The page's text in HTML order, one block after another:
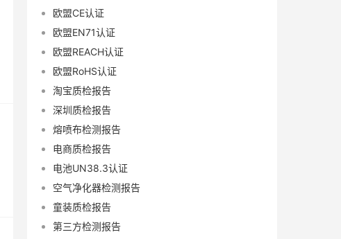
欧盟CE认证
欧盟EN71认证
欧盟REACH认证
欧盟RoHS认证
淘宝质检报告
深圳质检报告
熔喷布检测报告
电商质检报告
电池UN38.3认证
空气净化器检测报告
童装质检报告
第三方检测报告